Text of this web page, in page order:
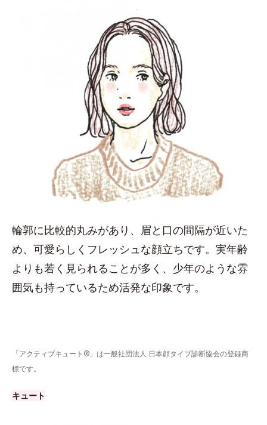
輪郭に比較的丸みがあり、眉と口の間隔が近いた
め、可愛らしくフレッシュな顔立ちです。実年齢
よりも若く見られることが多く、少年のような雰
囲気も持っているため活発な印象です。
「アクティブキュート®」は一般社団法人 日本顔タイプ診断協会の登録商
標です。
キュート